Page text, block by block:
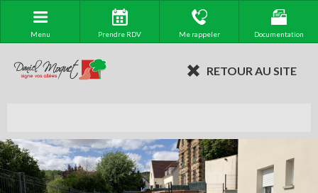
Menu Prendre RDV Me rappeler Documentation
RETOUR AU SITE